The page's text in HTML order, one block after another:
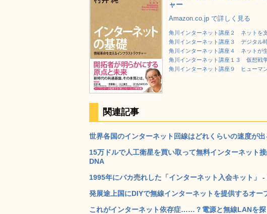
ャー
Amazon.co.jp で詳しく見る
角川インターネット講座２ ネットを
角川インターネット講座３ デジタル
角川インターネット講座４ ネットが
角川インターネット講座１３ 仮想戦
角川インターネット講座９ ヒューマ
関連記事
世界各国のインターネット回線はどれくらいの速度が
15万ドルで人工衛星を買い取って無料インターネッ
DNA
1995年にバカ売れした「インターネット入会キット」 -
発展途上国にDIYで無線インターネットを提供するオ
これがインターネット依存症……？電源と無線LANを